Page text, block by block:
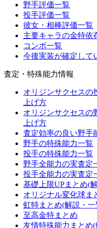
野手評価一覧
投手評価一覧
彼女・相棒評価一覧
主要キャラの金特依
コンボ一覧
今後実装が確定して
査定・特殊能力情報
オリジンサクセスの
上げ方
オリジンサクセスの
上げ方
査定効率の良い野手
野手の特殊能力一覧
投手の特殊能力一覧
野手全能力の実査定
投手全能力の実査定
基礎上限UPまとめ(
オリジナル変化球ま
虹特まとめ(解説・一
至高金特まとめ
友情特殊能力まとめ